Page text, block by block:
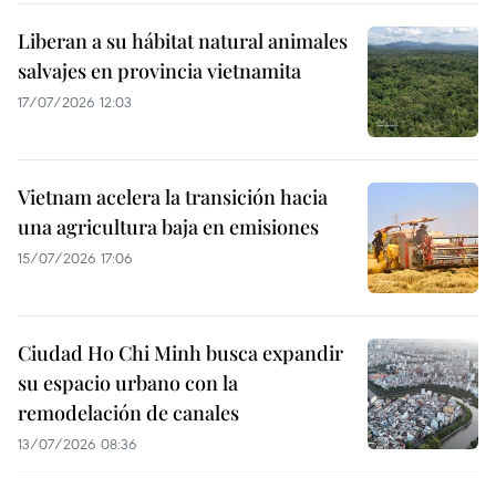
Liberan a su hábitat natural animales
salvajes en provincia vietnamita
17/07/2026 12:03
Vietnam acelera la transición hacia
una agricultura baja en emisiones
15/07/2026 17:06
Ciudad Ho Chi Minh busca expandir
su espacio urbano con la
remodelación de canales
13/07/2026 08:36